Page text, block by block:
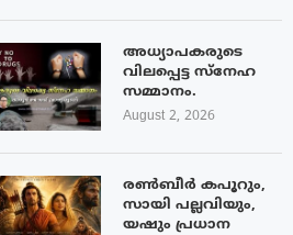
അധ്യാപകരുടെ
വിലപ്പെട്ട സ്നേഹ
സമ്മാനം.
August 2, 2026
രൺബീർ കപൂറും,
സായി പല്ലവിയും,
യഷും പ്രധാന